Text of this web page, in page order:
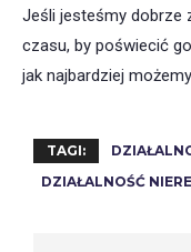
Jeśli jesteśmy dobrze
czasu, by poświecić
jak najbardziej
TAGI:
DZIAŁALNOŚĆ